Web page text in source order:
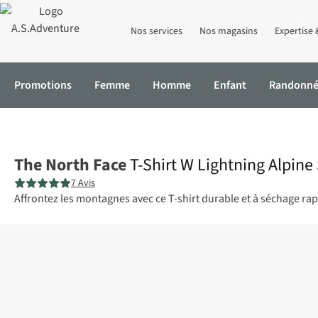
Nos services Nos magasins Expertise
Promotions Femme Homme Enfant
The North FaceT-Shirt W Lightning Alpine
7 Avis
Affrontez les montagnes avec ce T-shirt durable et à séchage